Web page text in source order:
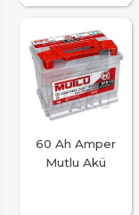
60 Ah Amper
Mutlu Akü